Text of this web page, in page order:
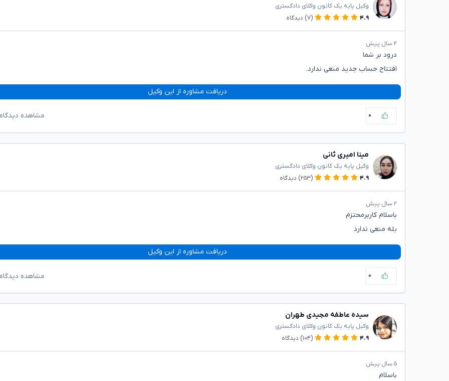
وکیل پایه یک کانون وکلای دادگستری
۴.۹
(۷) دیدگاه
۲ سال پیش
درود بر شما
افتتاح حساب جدید منعی ندارد.
دریافت مشاوره از این وکیل
۰ مشاهده
مینا امیری ثانی
وکیل پایه یک کانون وکلای دادگستری
۴.۹
(۲۵۳) دیدگاه
۲ سال پیش
باسلام کاربر‌محتزم
بله منعی ندارد
دریافت مشاوره از این وکیل
۰ مشاهده
سیده عاطفه مجیدی طهران
وکیل پایه یک کانون وکلای دادگستری
۴.۹
(۱۰۴) دیدگاه
۵ سال پیش
باسلام